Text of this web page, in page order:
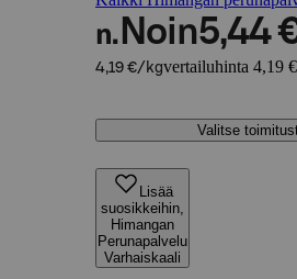
n. Noin5,44
4,19 €/kgvertailuhinta 4,19
Valitse
Lisää
suosikkeihin,
Himangan
Perunapalvelu
Varhaiskaali